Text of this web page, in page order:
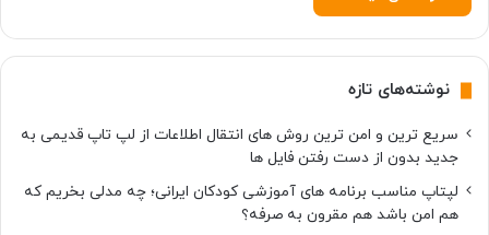
نوشته‌های تازه
سریع ترین و امن ترین روش های انتقال اطلاعات از لپ تاپ قدیمی به
جدید بدون از دست رفتن فایل ها
لپتاپ مناسب برنامه های آموزشی کودکان ایرانی؛ چه مدلی بخریم که
هم امن باشد هم مقرون به صرفه؟